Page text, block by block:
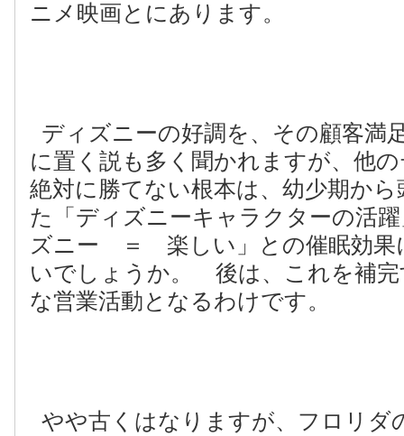
ニメ映画とにあります。
ディズニーの好調を、その顧客満
に置く説も多く聞かれますが、他
絶対に勝てない根本は、幼少期か
た「ディズニーキャラクターの活
ズニー ＝ 楽しい」との催眠効果
いでしょうか。 後は、これを補完
な営業活動となるわけです。
やや古くはなりますが、フロリダ